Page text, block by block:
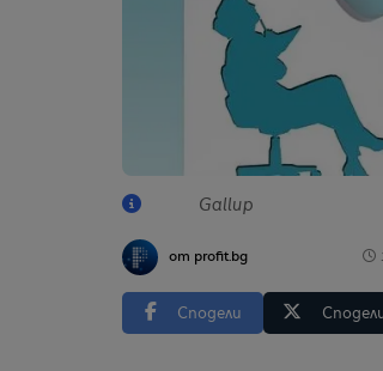
Gallup
от profit.bg
Сподели